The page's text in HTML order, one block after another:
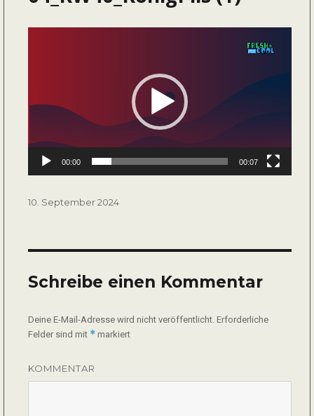
00:00 00:07
Veröffentlicht
10. September 2024
Schreibe einen Kommentar
Deine E-Mail-Adresse wird nicht veröffentlicht.Erforderliche
Felder sind mit *markiert
KOMMENTAR